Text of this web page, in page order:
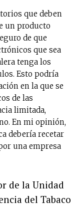
que deben
un producto
de que
que sea
tenga los
Esto podría
en la que se
de las
limitada,
En mi opinión,
debería recetar
una empresa
de la Unidad
del Tabaco